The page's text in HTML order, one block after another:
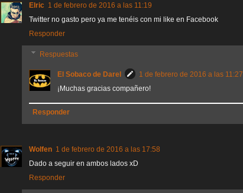
Elric 1 de febrero de 2016 a las 11:19
Twitter no gasto pero ya me tenéis con mi like en Facebook
Responder
Respuestas
El Sobaco de Darel
1 de febrero de 2016 a las 11:27
¡Muchas gracias compañero!
Responder
Wolfen 1 de febrero de 2016 a las 17:58
Dado a seguir en ambos lados xD
Responder